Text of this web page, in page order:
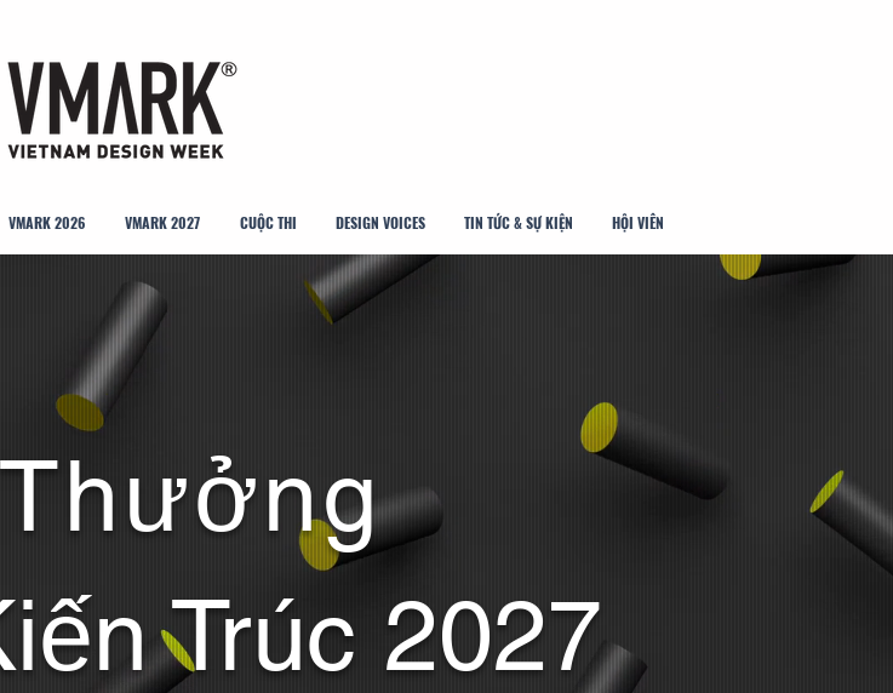
VMARK 2026 VMARK 2027 CUỘC THI DESIGN VOICES TIN TỨC & SỰ KIỆN HỘI VIÊN
Trúc 2027